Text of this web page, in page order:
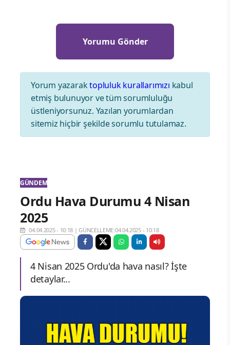
Yorum yazaraktopluluk kurallarımızı kabul
etmiş bulunuyor ve tüm sorumluluğu
üstleniyorsunuz. Yazılan yorumlardan
sitemiz hiçbir şekilde sorumlu tutulamaz.
GÜNDEM
Ordu Hava Durumu 4 Nisan
2025
04.04.2025 - 10:18 |GÜNCELLEME:04.04.2025 - 10:18
4 Nisan 2025 Ordu'da hava nasıl? İşte
detaylar...